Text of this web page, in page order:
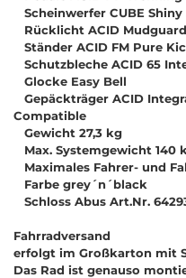
Scheinwerfer CUBE Shiny
Rücklicht ACID Mudguard
Ständer ACID FM Pure
Schutzbleche ACID 65
Glocke Easy Bell
Gepäckträger ACID
Compatible
Gewicht 27,3 kg
Max. Systemgewicht 140
Maximales Fahrer- und
Farbe grey´n´black
Schloss Abus Art.Nr.
Fahrradversand
erfolgt im Großkarton mit
Das Rad ist genauso